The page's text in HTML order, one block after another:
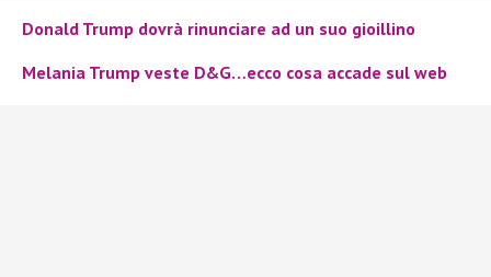
Donald Trump dovrà rinunciare ad un suo gioillino
Melania Trump veste D&G…ecco cosa accade sul web